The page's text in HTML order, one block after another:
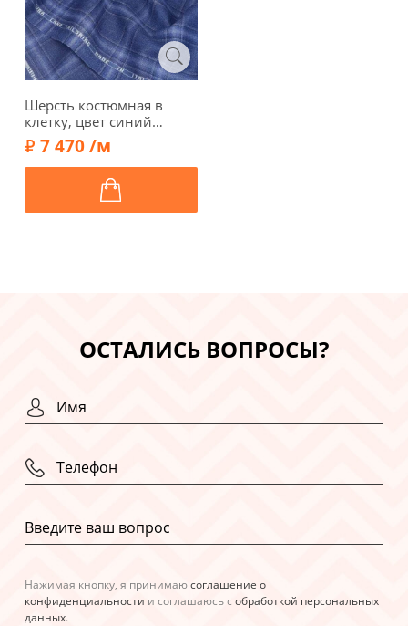
Шерсть костюмная в
клетку, цвет синий
джинсовый, 1052403
7 470 /м
ОСТАЛИСЬ ВОПРОСЫ?
Нажимая кнопку, я принимаюсоглашение о
конфиденциальности и соглашаюсь с обработкой персональных
данных.